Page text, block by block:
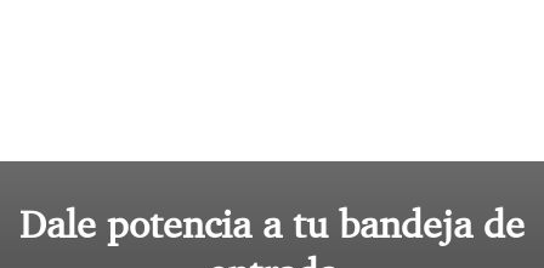
Dale potencia a tu bandeja de